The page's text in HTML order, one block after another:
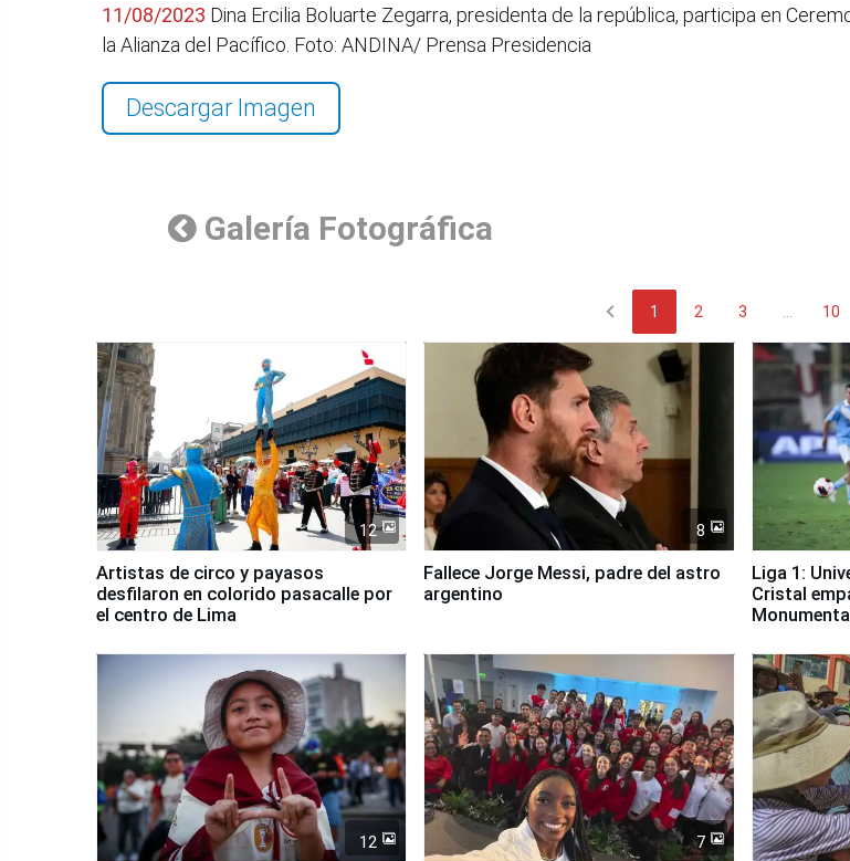
11/08/2023 Dina Ercilia Boluarte Zegarra, presidenta de la república, participa en
la Alianza del Pacífico. Foto: ANDINA/ Prensa Presidencia
Descargar Imagen
Galería Fotográfica
chevron_left 1 2 3 10
12
Artistas de circo y payasos
desfilaron en colorido pasacalle por
el centro de Lima
8
Fallece Jorge Messi, padre del astro
argentino
Liga 1:
Cristal
Monumental
12 7